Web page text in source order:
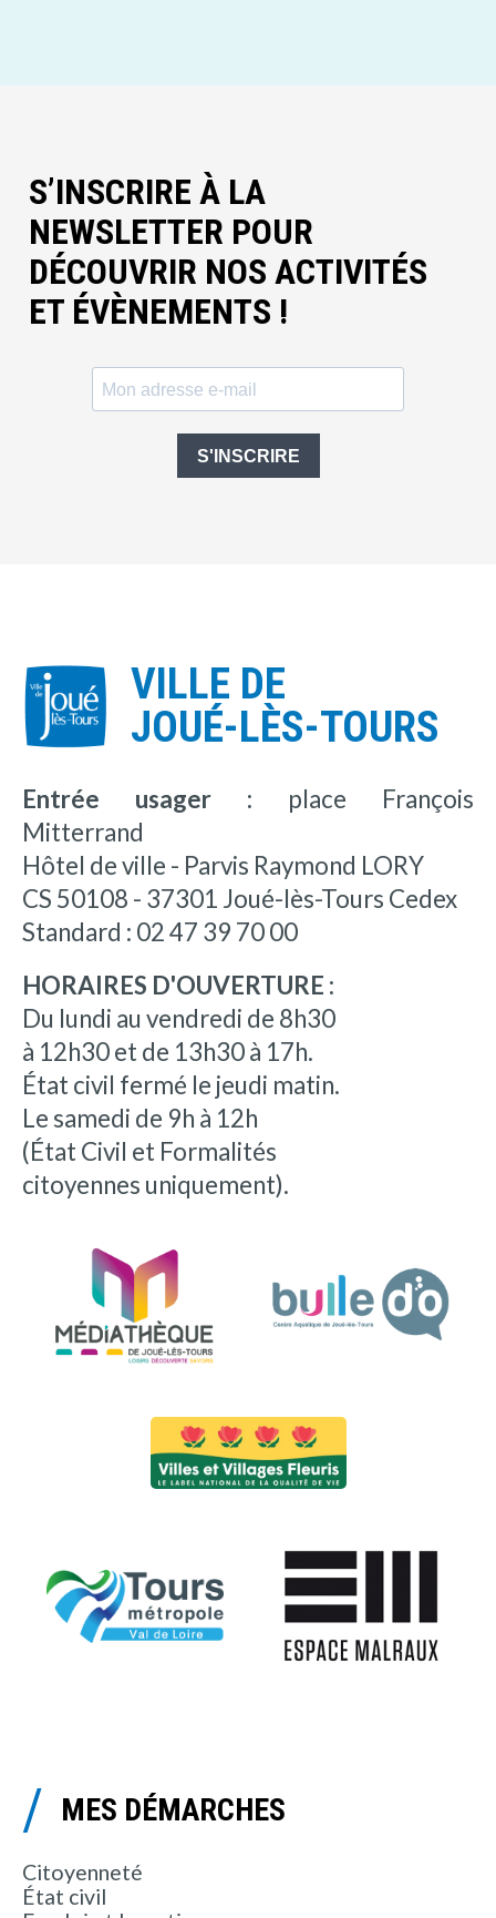
S’INSCRIRE À LA
NEWSLETTER POUR
DÉCOUVRIR NOS ACTIVITÉS
ET ÉVÈNEMENTS !
S'INSCRIRE
VILLE DE
JOUÉ-LÈS-TOURS
Entrée usager : place François
Mitterrand
Hôtel de ville - Parvis Raymond LORY
CS 50108 - 37301 Joué-lès-Tours Cedex
Standard : 02 47 39 70 00
HORAIRES D'OUVERTURE :
Du lundi au vendredi de 8h30
à 12h30 et de 13h30 à 17h.
État civil fermé le jeudi matin.
Le samedi de 9h à 12h
(État Civil et Formalités
citoyennes uniquement).
MES DÉMARCHES
Citoyenneté
État civil